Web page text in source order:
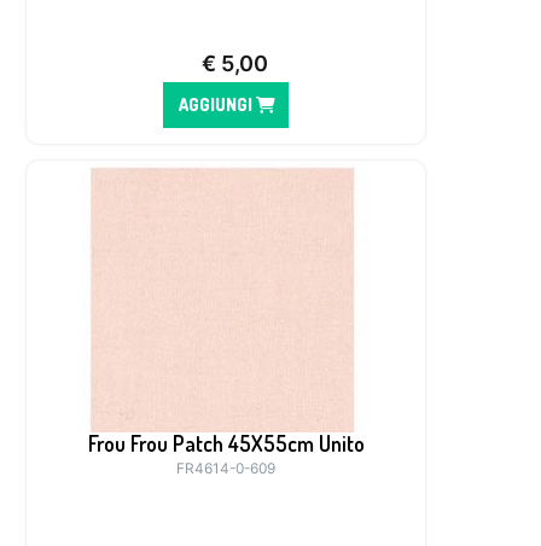
€ 5,00
AGGIUNGI
Frou Frou Patch 45X55cm Unito
FR4614-0-609